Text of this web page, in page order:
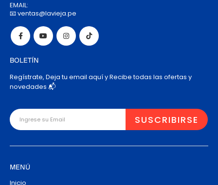
EMAIL:
📧 ventas@lavieja.pe
BOLETÍN
Regístrate, Deja tu email aquí y Recibe todas las ofertas y
novedades 📬
MENÚ
Inicio